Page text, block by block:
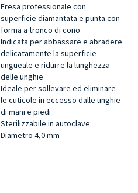
Fresa professionale con
superficie diamantata e punta con
forma a tronco di cono
Indicata per abbassare e abradere
delicatamente la superficie
ungueale e ridurre la lunghezza
delle unghie
Ideale per sollevare ed eliminare
le cuticole in eccesso dalle unghie
di mani e piedi
Sterilizzabile in autoclave
Diametro 4,0 mm